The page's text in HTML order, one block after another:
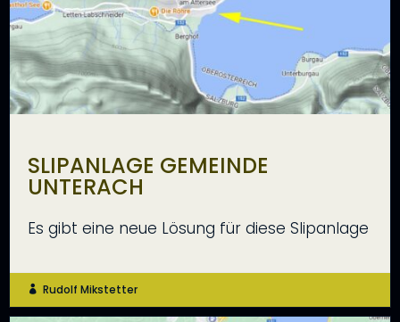
SLIPANLAGE GEMEINDE
UNTERACH
Es gibt eine neue Lösung für diese Slipanlage
 Rudolf Mikstetter